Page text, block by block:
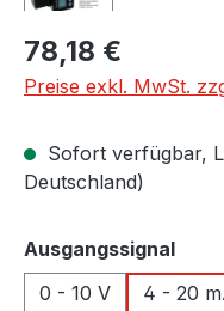
Regulärer Preis:
78,18 €
Preise exkl. MwSt.
Sofort verfügbar,
Deutschland)
Ausgangssignal
0 - 10 V
4 - 20